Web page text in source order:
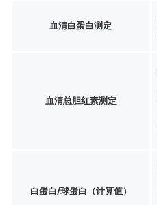
血清白蛋白测定
血清总胆红素测定
白蛋白/球蛋白（计算值）